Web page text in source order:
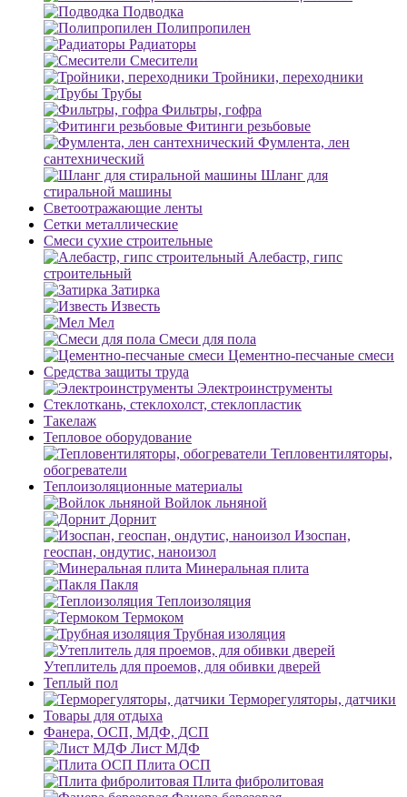
Подводка
Полипропилен
Радиаторы
Смесители
Тройники, переходники
Трубы
Фильтры, гофра
Фитинги резьбовые
Фумлента, лен
сантехнический
Шланг для
стиральной машины
Светоотражающие ленты
Сетки металлические
Смеси сухие строительные
Алебастр, гипс
строительный
Затирка
Известь
Мел
Смеси для пола
Цементно-песчаные смеси
Средства защиты труда
Электроинструменты
Стеклоткань, стеклохолст, стеклопластик
Такелаж
Тепловое оборудование
Тепловентиляторы,
обогреватели
Теплоизоляционные материалы
Войлок льняной
Дорнит
Изоспан,
геоспан, ондутис, наноизол
Минеральная плита
Пакля
Теплоизоляция
Термоком
Трубная изоляция
Утеплитель для проемов, для обивки дверей
Теплый пол
Терморегуляторы, датчики
Товары для отдыха
Фанера, ОСП, МДФ, ДСП
Лист МДФ
Плита ОСП
Плита фибролитовая